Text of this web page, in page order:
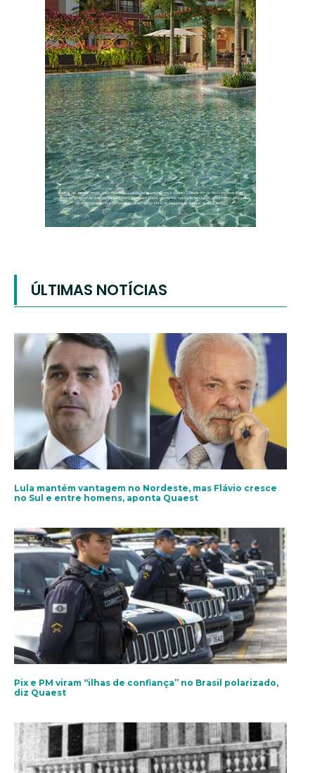
ÚLTIMAS NOTÍCIAS
Lula mantém vantagem no Nordeste, mas Flávio cresce
no Sul e entre homens, aponta Quaest
Pix e PM viram “ilhas de confiança” no Brasil polarizado,
diz Quaest